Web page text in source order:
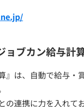
ブカン給与計算
』は、自動で給与
の連携に力を入れて